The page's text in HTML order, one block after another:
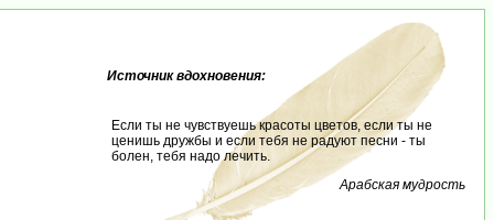
Источник вдохновения:
Если ты не чувствуешь красоты цветов, если ты не
ценишь дружбы и если тебя не радуют песни - ты
болен, тебя надо лечить.
Арабская мудрость